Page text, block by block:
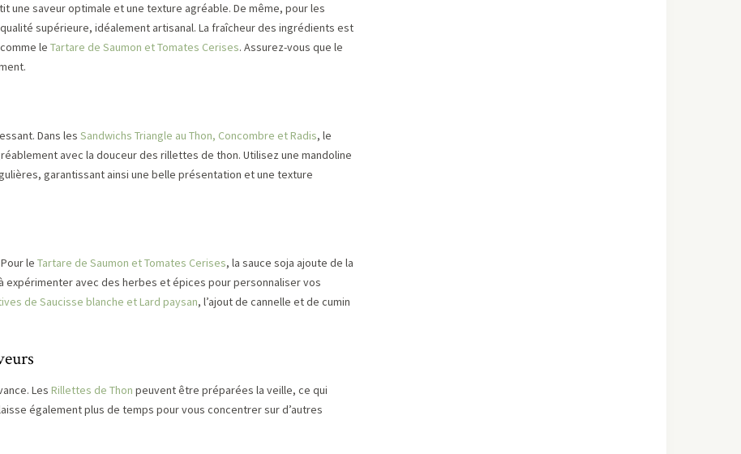
une saveur optimale et une texture agréable. De même, pour les
supérieure, idéalement artisanal. La fraîcheur des ingrédients est
le Tartare de Saumon et Tomates Cerises. Assurez-vous que le
Dans les Sandwichs Triangle au Thon, Concombre et Radis, le
avec la douceur des rillettes de thon. Utilisez une mandoline
garantissant ainsi une belle présentation et une texture
le Tartare de Saumon et Tomates Cerises, la sauce soja ajoute de la
expérimenter avec des herbes et épices pour personnaliser vos
de Saucisse blanche et Lard paysan, l’ajout de cannelle et de cumin
Les Rillettes de Thon peuvent être préparées la veille, ce qui
également plus de temps pour vous concentrer sur d’autres